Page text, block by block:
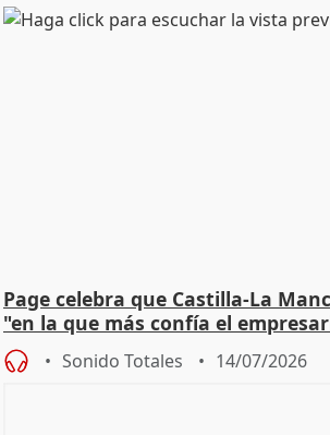
Page celebra que Castilla-La
"en la que más confía el
Sonido Totales 14/07/2026